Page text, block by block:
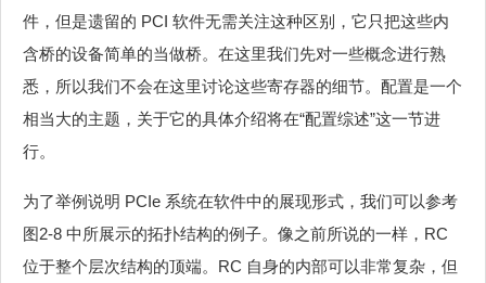
件，但是遗留的 PCI 软件无需关注这种区别，它只把这些内
含桥的设备简单的当做桥。在这里我们先对一些概念进行熟
悉，所以我们不会在这里讨论这些寄存器的细节。配置是一个
相当大的主题，关于它的具体介绍将在“配置综述”这一节进
行。
为了举例说明 PCIe 系统在软件中的展现形式，我们可以参考
图2‑8 中所展示的拓扑结构的例子。像之前所说的一样，RC
位于整个层次结构的顶端。RC 自身的内部可以非常复杂，但